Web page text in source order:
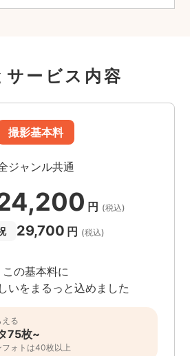
サービス内容
撮影基本料
ジャンル共通
円 (税込)
29,700 円 (税込)
この基本料に
いをまるっと込めました
る
75枚~
フォトは40枚以上